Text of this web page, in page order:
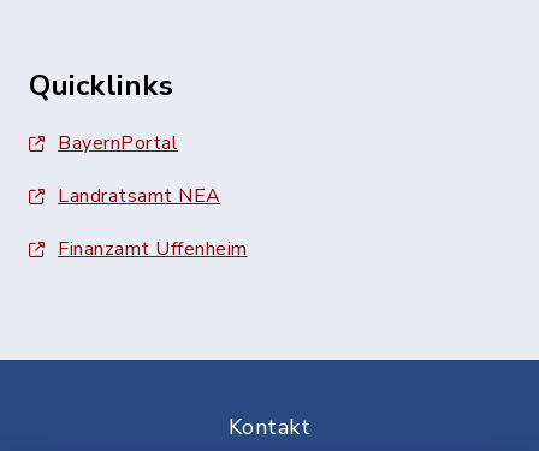
Quicklinks
BayernPortal
Landratsamt NEA
Finanzamt Uffenheim
Kontakt